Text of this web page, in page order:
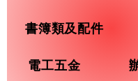
書簿類及配件
電工五金